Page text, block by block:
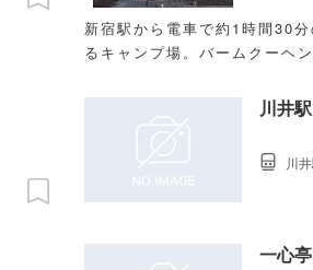
新宿駅から電車で約1時間30
るキャンプ場。バームクーヘ
川井
川
一心亭